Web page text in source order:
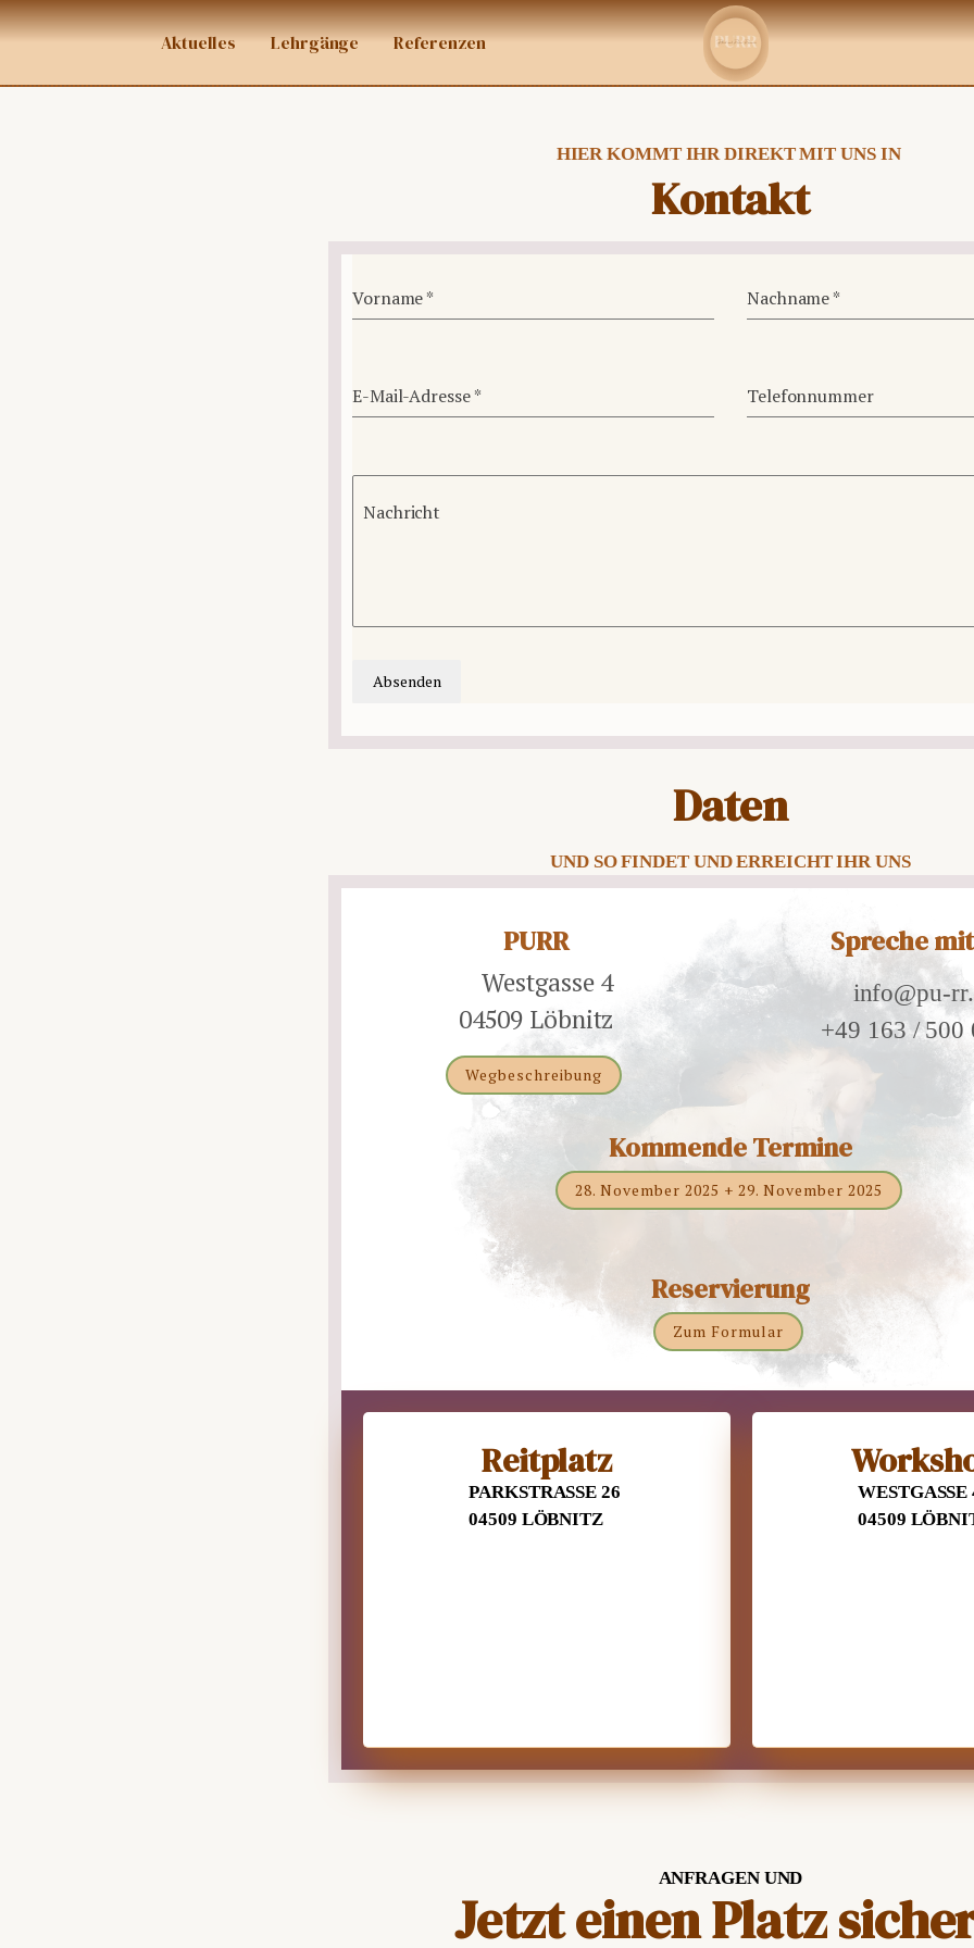
Aktuelles Lehrgänge Referenzen
HIER KOMMT IHR DIREKT MIT UNS IN
Kontakt
Vorname* Nachname*
E-Mail-Adresse* Telefonnummer
Nachricht
Absenden
Daten
UND SO FINDET UND ERREICHT IHR UNS
PURR
Westgasse 4
04509 Löbnitz
Wegbeschreibung
Spreche
info@pu-
+49 163 / 500
Kommende Termine
28. November 2025 + 29. November 2025
Reservierung
Zum Formular
Reitplatz
PARKSTRASSE 26
04509 LÖBNITZ
WESTGASSE
04509
ANFRAGEN UND
Jetzt einen Platz